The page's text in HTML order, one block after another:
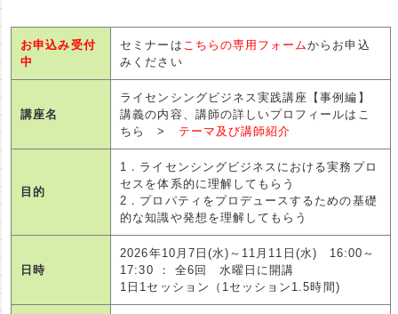
お申込み受付
中
セミナーは こちらの専用フォームからお申込
みください
講座名
ライセンシングビジネス実践講座【事例編】
講義の内容、講師の詳しいプロフィールはこ
ちら > テーマ及び講師紹介
目的
1．ライセンシングビジネスにおける実務プロ
セスを体系的に理解してもらう
2．プロパティをプロデュースするための基礎
的な知識や発想を理解してもらう
日時
2026年10月7日(水)～11月11日(水) 16:00～
17:30 ： 全6回 水曜日に開講
1日1セッション（1セッション1.5時間)